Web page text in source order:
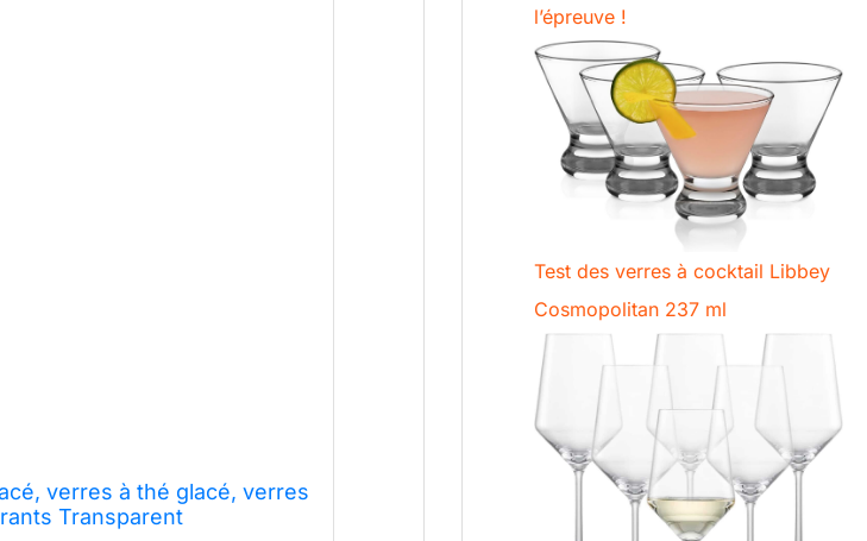
verres à thé glacé, verres
Transparent
l’épreuve !
Test des verres à cocktail Libbey
Cosmopolitan 237 ml